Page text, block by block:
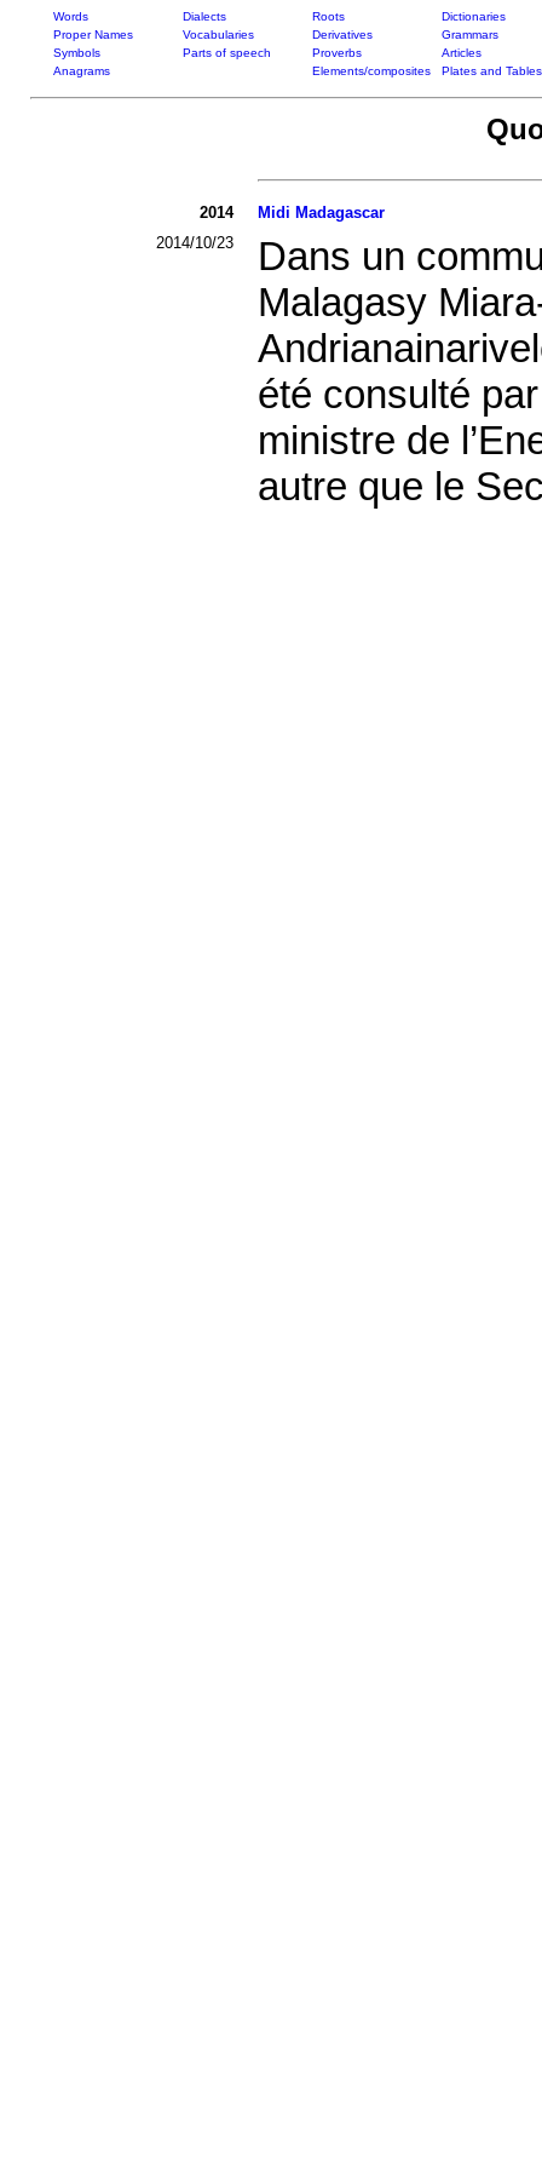
Words Dialects Roots
Dictionaries
Proper Names
Vocabularies Derivatives
Grammars
Symbols
Parts of speech Proverbs
Articles
Anagrams
Elements/composites Plates and Tables
2014
Midi Madagascar
2014/10/23
Dans un
Malagasy
été consulté
ministre de
autre que le